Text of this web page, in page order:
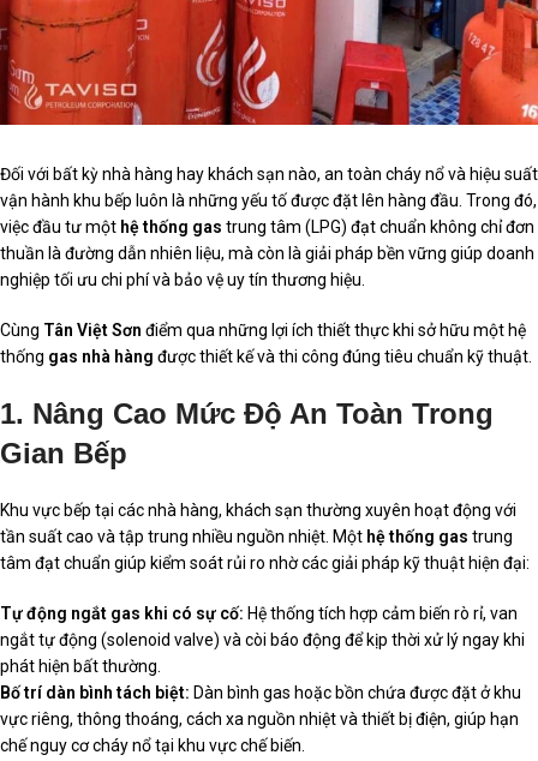
Đối với bất kỳ nhà hàng hay khách sạn nào, an toàn cháy nổ và hiệu suất
vận hành khu bếp luôn là những yếu tố được đặt lên hàng đầu. Trong đó,
việc đầu tư một hệ thống gas trung tâm (LPG) đạt chuẩn không chỉ đơn
thuần là đường dẫn nhiên liệu, mà còn là giải pháp bền vững giúp doanh
nghiệp tối ưu chi phí và bảo vệ uy tín thương hiệu.
Cùng Tân Việt Sơn điểm qua những lợi ích thiết thực khi sở hữu một hệ
thống gas nhà hàng được thiết kế và thi công đúng tiêu chuẩn kỹ thuật.
1. Nâng Cao Mức Độ An Toàn Trong
Gian Bếp
Khu vực bếp tại các nhà hàng, khách sạn thường xuyên hoạt động với
tần suất cao và tập trung nhiều nguồn nhiệt. Một hệ thống gas trung
tâm đạt chuẩn giúp kiểm soát rủi ro nhờ các giải pháp kỹ thuật hiện đại:
Tự động ngắt gas khi có sự cố: Hệ thống tích hợp cảm biến rò rỉ, van
ngắt tự động (solenoid valve) và còi báo động để kịp thời xử lý ngay khi
phát hiện bất thường.
Bố trí dàn bình tách biệt: Dàn bình gas hoặc bồn chứa được đặt ở khu
vực riêng, thông thoáng, cách xa nguồn nhiệt và thiết bị điện, giúp hạn
chế nguy cơ cháy nổ tại khu vực chế biến.